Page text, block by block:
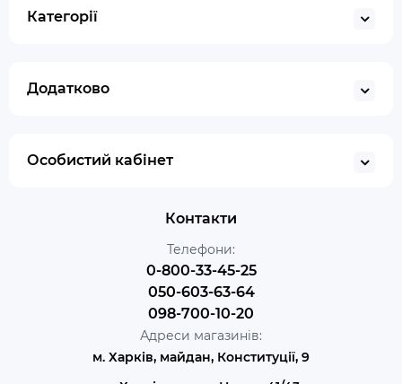
Категорії
Додатково
Особистий кабінет
Контакти
Телефони:
0-800-33-45-25
050-603-63-64
098-700-10-20
Адреси магазинів:
м. Харків, майдан, Конституції, 9